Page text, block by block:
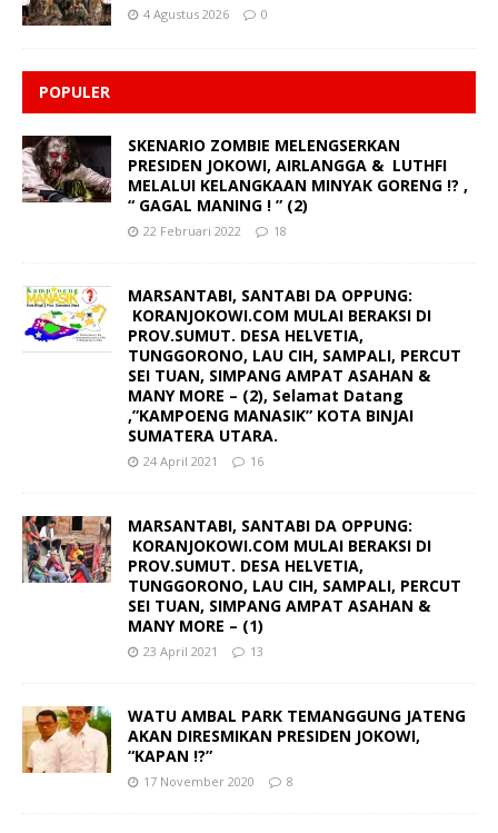
4 Agustus 2026 0
POPULER
SKENARIO ZOMBIE MELENGSERKAN
PRESIDEN JOKOWI, AIRLANGGA & LUTHFI
MELALUI KELANGKAAN MINYAK GORENG !? ,
“ GAGAL MANING ! ” (2)
22 Februari 2022 18
MARSANTABI, SANTABI DA OPPUNG:
KORANJOKOWI.COM MULAI BERAKSI DI
PROV.SUMUT. DESA HELVETIA,
TUNGGORONO, LAU CIH, SAMPALI, PERCUT
SEI TUAN, SIMPANG AMPAT ASAHAN &
MANY MORE – (2), Selamat Datang
,”KAMPOENG MANASIK” KOTA BINJAI
SUMATERA UTARA.
24 April 2021 16
MARSANTABI, SANTABI DA OPPUNG:
KORANJOKOWI.COM MULAI BERAKSI DI
PROV.SUMUT. DESA HELVETIA,
TUNGGORONO, LAU CIH, SAMPALI, PERCUT
SEI TUAN, SIMPANG AMPAT ASAHAN &
MANY MORE – (1)
23 April 2021 13
WATU AMBAL PARK TEMANGGUNG JATENG
AKAN DIRESMIKAN PRESIDEN JOKOWI,
“KAPAN !?”
17 November 2020 8